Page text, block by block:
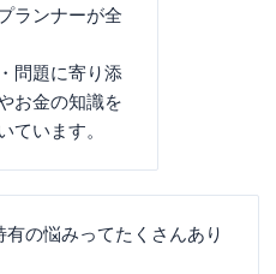
ランナーが全
問題に寄り添
お金の知識を
ています。
の悩みってたくさんあり